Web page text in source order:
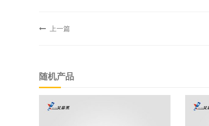
上一篇
随机产品